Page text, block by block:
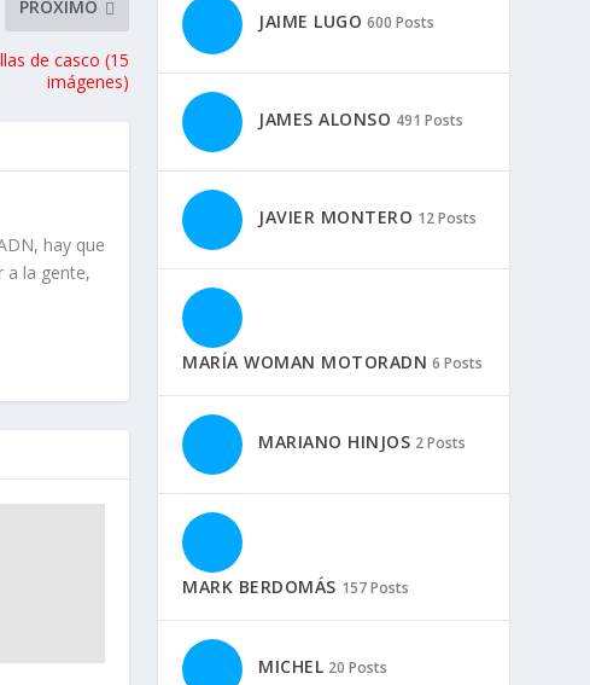
PRÓXIMO
de casco (15
imágenes)
hay que
a la gente,
JAIME LUGO 600 Posts
JAMES ALONSO 491 Posts
JAVIER MONTERO 12 Posts
MARÍA WOMAN MOTORADN 6 Posts
MARIANO HINJOS 2 Posts
MARK BERDOMÁS 157 Posts
MICHEL 20 Posts